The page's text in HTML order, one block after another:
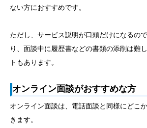
ない方におすすめです。
ただし、サービス説明が口頭だけになるの
り、面談中に履歴書などの書類の添削は難
トもあります。
オンライン面談がおすすめな方
オンライン面談は、電話面談と同様にどこ
きます。